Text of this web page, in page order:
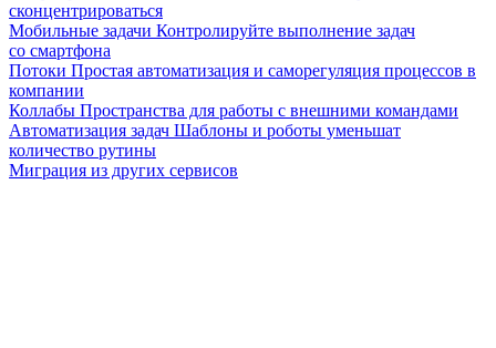
сконцентрироваться
Мобильные задачи Контролируйте выполнение задач
со смартфона
Потоки Простая автоматизация и саморегуляция процессов в
компании
Коллабы Пространства для работы с внешними командами
Автоматизация задач Шаблоны и роботы уменьшат
количество рутины
Миграция из других сервисов